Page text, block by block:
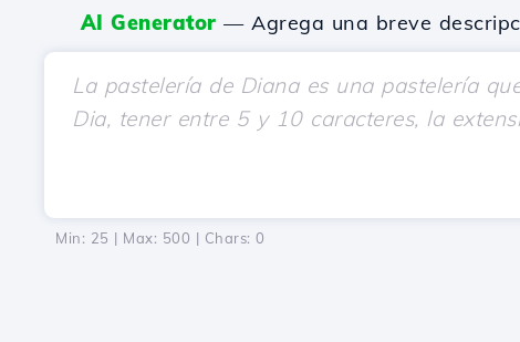
AI Generator — Agrega una breve
Min: 25 | Max: 500 | Chars: 0